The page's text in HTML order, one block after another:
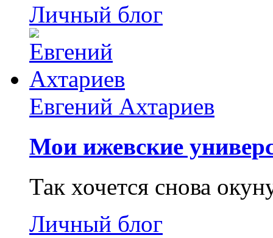
Личный блог
Евгений Ахтариев
Мои ижевские
Так хочется снова
Личный блог